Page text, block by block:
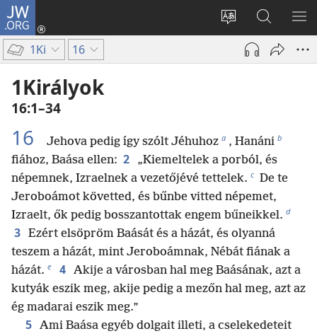
JW.ORG
Oldal
nyelvének
megváltoztatása
Bejelentkezés
(opens
window)
Keresés
a jw.org
honlapon
1Ki 16
1Királyok
16:1–34
16 Jehova pedig így szólt Jéhuhoz a , Hanáni b
fiához, Baása ellen: 2
„Kiemeltelek a porból, és
népemnek, Izraelnek a vezetőjévé tettelek. c De te
Jeroboámot követted, és bűnbe vitted népemet,
Izraelt, ők pedig bosszantottak engem bűneikkel. d
3 Ezért elsöpröm Baását és a házát, és olyanná
teszem a házát, mint Jeroboámnak, Nébát fiának a
házát. e 4 Akije a városban hal meg Baásának, azt a
kutyák eszik meg, akije pedig a mezőn hal meg, azt az
ég madarai eszik meg.”
5 Ami Baása egyéb dolgait illeti, a cselekedeteit